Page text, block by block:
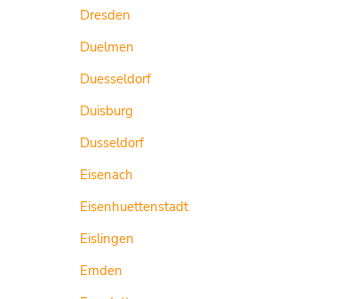
Dresden
Duelmen
Duesseldorf
Duisburg
Dusseldorf
Eisenach
Eisenhuettenstadt
Eislingen
Emden